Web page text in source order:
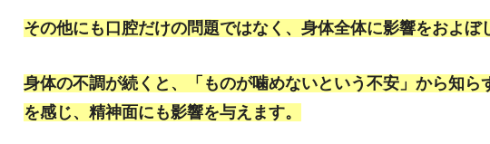
その他にも口腔だけの問題ではなく、身体全体に影響をおよぼ
身体の不調が続くと、「ものが噛めないという不安」から知ら
を感じ、精神面にも影響を与えます。